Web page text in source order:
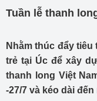
Tuần lễ thanh
Nhằm thúc đẩy
trẻ tại Úc để xây
thanh long Việt
-27/7 và kéo dài đến